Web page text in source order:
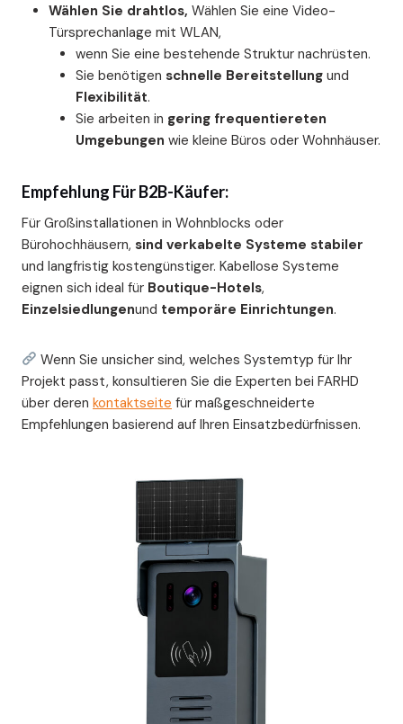
Wählen Sie drahtlos, Wählen Sie eine Video-
Türsprechanlage mit WLAN,
wenn Sie eine bestehende Struktur nachrüsten.
Sie benötigen schnelle Bereitstellung und
Flexibilität.
Sie arbeiten in gering frequentiereten
Umgebungen wie kleine Büros oder Wohnhäuser.
Empfehlung Für B2B-Käufer:
Für Großinstallationen in Wohnblocks oder
Bürohochhäusern, sind verkabelte Systeme stabiler
und langfristig kostengünstiger. Kabellose Systeme
eignen sich ideal für Boutique-Hotels,
Einzelsiedlungenund temporäre Einrichtungen.
Wenn Sie unsicher sind, welches Systemtyp für Ihr
Projekt passt, konsultieren Sie die Experten bei FARHD
über deren kontaktseite für maßgeschneiderte
Empfehlungen basierend auf Ihren Einsatzbedürfnissen.